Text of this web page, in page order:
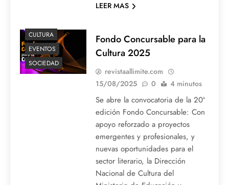
LEER MAS
CULTURA
EVENTOS
SOCIEDAD
Fondo Concursable para la
Cultura 2025
revistaallimite.com
15/08/2025
0 4 minutos
Se abre la convocatoria de la 20ª
edición Fondo Concursable: Con
apoyo reforzado a proyectos
emergentes y profesionales, y
nuevas oportunidades para el
sector literario, la Dirección
Nacional de Cultura del